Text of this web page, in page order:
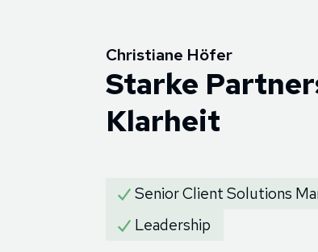
Christiane Höfer
Starke
Klarheit
Senior Client Solutions
Leadership